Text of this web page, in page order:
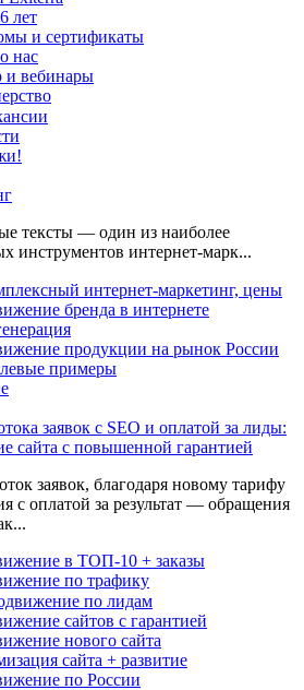
лет
и сертификаты
нас
и вебинары
тексты — один из наиболее
инструментов интернет-марк...
интернет-маркетинг, цены
бренда в интернете
продукции на рынок России
примеры
заявок с SEO и оплатой за лиды:
сайта с повышенной гарантией
заявок, благодаря новому тарифу
с оплатой за результат — обращения
в ТОП-10 + заказы
по трафику
по лидам
сайтов с гарантией
нового сайта
сайта + развитие
по России